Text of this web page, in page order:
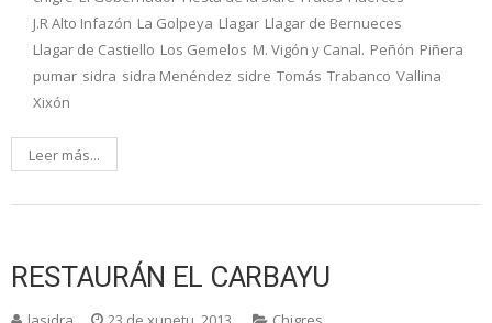
J.R Alto Infazón La Golpeya Llagar Llagar de Bernueces
Llagar de Castiello Los Gemelos M. Vigón y Canal. Peñón Piñera
pumar sidra sidra Menéndez sidre Tomás Trabanco Vallina
Xixón
Leer más...
RESTAURÁN EL CARBAYU